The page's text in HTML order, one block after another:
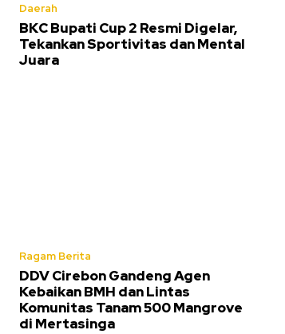
Daerah
BKC Bupati Cup 2 Resmi Digelar,
Tekankan Sportivitas dan Mental
Juara
Ragam Berita
DDV Cirebon Gandeng Agen
Kebaikan BMH dan Lintas
Komunitas Tanam 500 Mangrove
di Mertasinga